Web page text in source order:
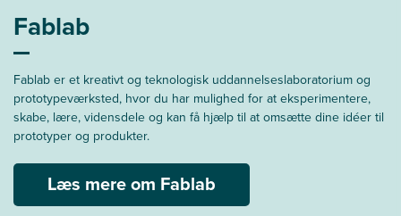
Fablab
Fablab er et kreativt og teknologisk uddannelseslaboratorium og
prototypeværksted, hvor du har mulighed for at eksperimentere,
skabe, lære, vidensdele og kan få hjælp til at omsætte dine idéer til
prototyper og produkter.
Læs mere om Fablab